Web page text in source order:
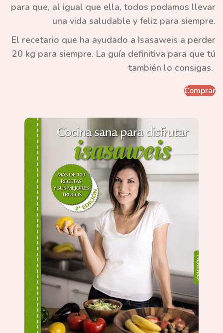
para que, al igual que ella, todos podamos llevar
una vida saludable y feliz para siempre.
El recetario que ha ayudado a Isasaweis a perder
20 kg para siempre. La guía definitiva para que tú
también lo consigas.
Comprar